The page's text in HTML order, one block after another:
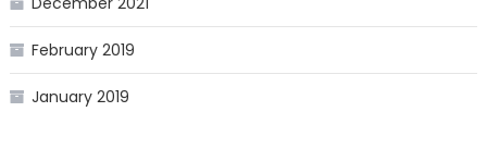
February 2019
January 2019